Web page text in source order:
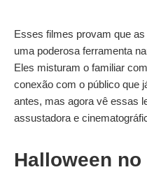
Esses filmes provam que
uma poderosa ferramenta
Eles misturam o familiar
conexão com o público que
antes, mas agora vê essas
assustadora e
Halloween no